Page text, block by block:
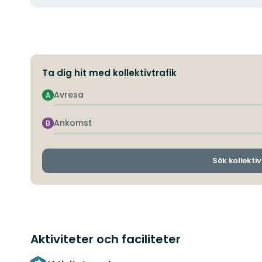
Ta dig hit med kollektivtrafik
Avresa
A
Ankomst
B
Sök
Aktiviteter och faciliteter